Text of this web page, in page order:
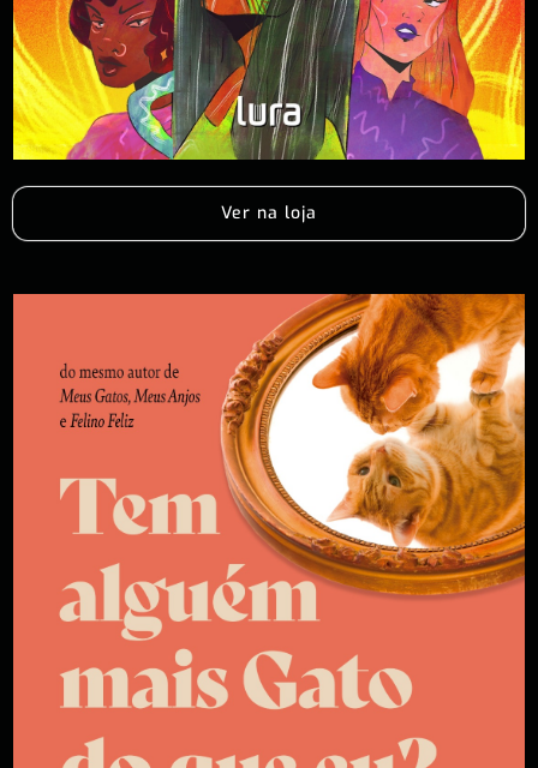
Ver na loja